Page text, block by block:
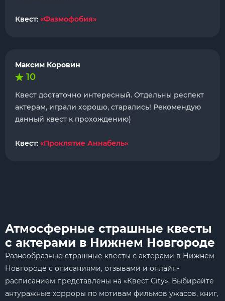
Квест: «Фазмофобия»
Максим Коровин
10
Квест достаточно интересный. Отдельны респект
актерам, играли хорошо, старались! Рекомендую
данный квест к прохождению)
Квест: «Проклятие Аннабель»
Атмосферные страшные квесты
с актерами в Нижнем Новгороде
Разнообразные страшные квесты с актерами в Нижнем
Новгороде с описаниями, отзывами и онлайн-
расписанием представлены на «Квест City». Выбирайте
антуражные хорроры по мотивам фильмов ужасов, книг,